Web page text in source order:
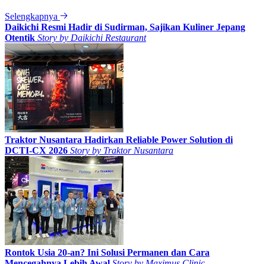
Selengkapnya
Daikichi Resmi Hadir di Sudirman, Sajikan Kuliner Jepang
Otentik Story by Daikichi Restaurant
Traktor Nusantara Hadirkan Reliable Power Solution di
DCTI-CX 2026 Story by Traktor Nusantara
Rontok Usia 20-an? Ini Solusi Permanen dan Cara